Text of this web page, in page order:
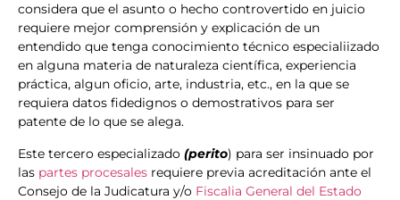
considera que el asunto o hecho controvertido en juicio
requiere mejor comprensión y explicación de un
entendido que tenga conocimiento técnico especialiizado
en alguna materia de naturaleza científica, experiencia
práctica, algun oficio, arte, industria, etc., en la que se
requiera datos fidedignos o demostrativos para ser
patente de lo que se alega.
Este tercero especializado (perito) para ser insinuado por
las partes procesales requiere previa acreditación ante el
Consejo de la Judicatura y/o Fiscalia General del Estado